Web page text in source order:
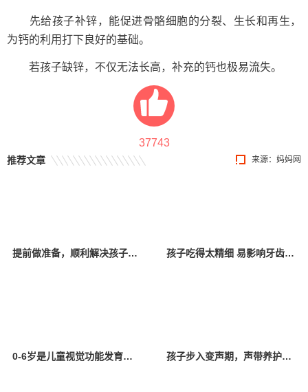
先给孩子补锌，能促进骨骼细胞的分裂、生长和再生，
为钙的利用打下良好的基础。
若孩子缺锌，不仅无法长高，补充的钙也极易流失。
37743
来源：妈妈网
推荐文章
提前做准备，顺利解决孩子换牙烦恼 孩子吃得太精细 易影响牙齿生长
0-6岁是儿童视觉功能发育的关键期 孩子步入变声期，声带养护安排上！